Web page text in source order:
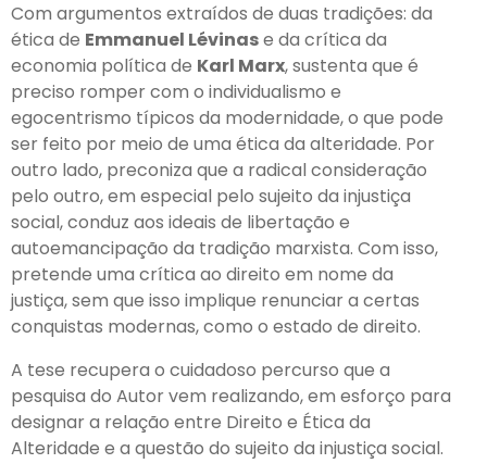
Com argumentos extraídos de duas tradições: da
ética de Emmanuel Lévinase da crítica da
economia política de Karl Marx, sustenta que é
preciso romper com o individualismo e
egocentrismo típicos da modernidade, o que pode
ser feito por meio de uma ética da alteridade. Por
outro lado, preconiza que a radical consideração
pelo outro, em especial pelo sujeito da injustiça
social, conduz aos ideais de libertação e
autoemancipação da tradição marxista. Com isso,
pretende uma crítica ao direito em nome da
justiça, sem que isso implique renunciar a certas
conquistas modernas, como o estado de direito.
A tese recupera o cuidadoso percurso que a
pesquisa do Autor vem realizando, em esforço para
designar a relação entre Direito e Ética da
Alteridade e a questão do sujeito da injustiça social.